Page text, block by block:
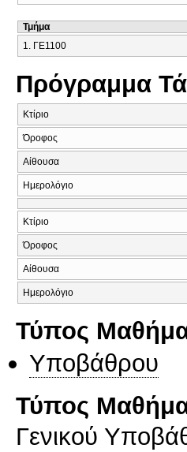
Τμήμα
1. ΓΕ1100
Πρόγραμμα
Κτίριο
Όροφος
Αίθουσα
Ημερολόγιο
Κτίριο
Όροφος
Αίθουσα
Ημερολόγιο
Τύπος
Υποβάθρου
Τύπος
Γενικού